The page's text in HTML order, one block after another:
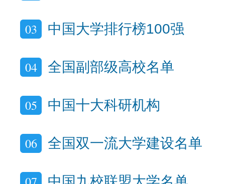
03 中国大学排行榜100强
04 全国副部级高校名单
05 中国十大科研机构
06 全国双一流大学建设名单